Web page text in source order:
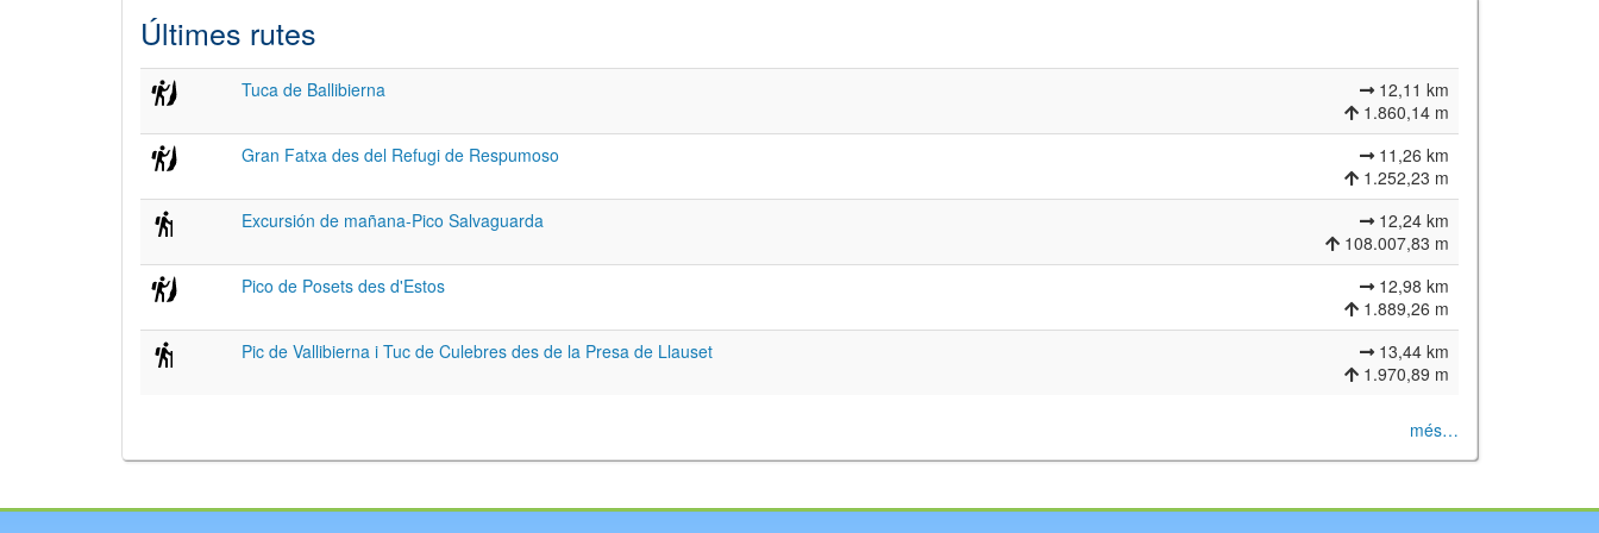
Últimes rutes
Tuca de Ballibierna
12,11 km
1.860,14 m
Gran Fatxa des del Refugi de Respumoso
11,26 km
1.252,23 m
Excursión de mañana-Pico Salvaguarda
12,24 km
108.007,83 m
Pico de Posets des d'Estos
12,98 km
1.889,26 m
Pic de Vallibierna i Tuc de Culebres des de la Presa de Llauset
13,44 km
1.970,89 m
més…